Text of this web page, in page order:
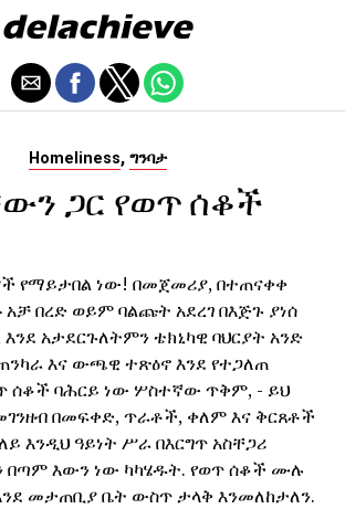
Homeliness, ግንባታ
ጋር የወጥ ሰቆች
የማይታበል ነው! በመጀመሪያ, በተጠናቀቀ
በረድ ወይም ባልጩት አደረገ በእጅጉ ያነሰ
አታደርጉለትምን ቴክኒካዊ ባህርያት አንድ
እና ውጫዊ ተጽዕኖ እንደ የተጋለጠ
ሰቆች ባሕርይ ነው ሦስተኛው ጥቅም, - ይህ
በመፍቀድ, ጥራቶች, ቀለም እና ቅርጸቶች
እንዲህ ዓይነት ሥራ በእርግጥ አስቸጋሪ
በጣም እውን ነው ካካሄዱት. የወጥ ሰቆች ሙሉ
መታጠቢያ ቤት ውስጥ ታላቅ እንመለከታለን.